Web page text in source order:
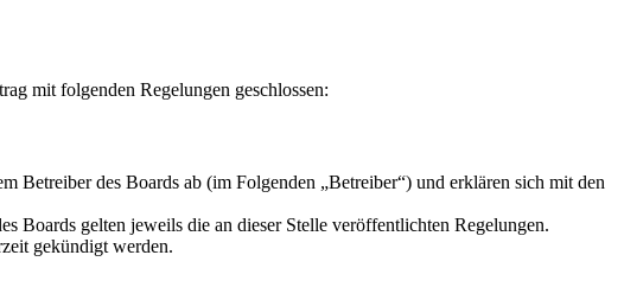
mit folgenden Regelungen geschlossen:
des Boards ab (im Folgenden „Betreiber“) und erklären sich mit den
Boards gelten jeweils die an dieser Stelle veröffentlichten Regelungen.
gekündigt werden.